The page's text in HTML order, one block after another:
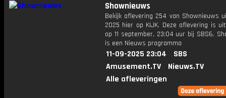
Shownieuws
Bekijk aflevering 254 van Shownieuws
2025 hier op KIJK. Deze aflevering is
op 11 september, 23:04 uur bij SBS6.
is een Nieuws programma
11-09-2025 23:04
SBS
Amusement.TV
Nieuws.TV
Alle afleveringen